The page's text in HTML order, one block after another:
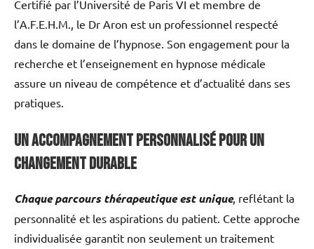
Certifié par l’Université de Paris VI et membre de
l’A.F.E.H.M., le Dr Aron est un professionnel respecté
dans le domaine de l’hypnose. Son engagement pour la
recherche et l’enseignement en hypnose médicale
assure un niveau de compétence et d’actualité dans ses
pratiques.
Un accompagnement personnalisé pour un
changement durable
Chaque parcours thérapeutique est unique, reflétant la
personnalité et les aspirations du patient. Cette approche
individualisée garantit non seulement un traitement